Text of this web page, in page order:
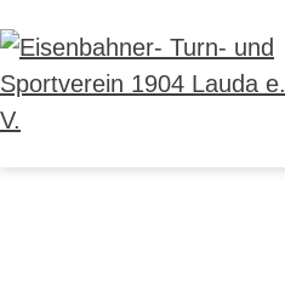
Inhalt
springen